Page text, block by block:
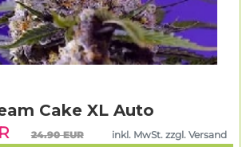
Cake XL Auto
24.90 EUR inkl. MwSt. zzgl. Versand